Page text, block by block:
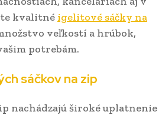
kvalitné igelitové sáčky na
veľkostí a hrúbok,
potrebám.
sáčkov na zip
nachádzajú široké uplatnenie